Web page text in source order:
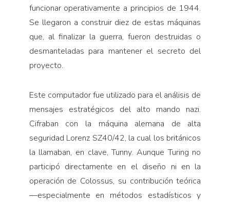
funcionar operativamente a principios de 1944.
Se llegaron a construir diez de estas máquinas
que, al finalizar la guerra, fueron destruidas o
desmanteladas para mantener el secreto del
proyecto.
Este computador fue utilizado para el análisis de
mensajes estratégicos del alto mando nazi.
Cifraban con la máquina alemana de alta
seguridad Lorenz SZ40/42, la cual los británicos
la llamaban, en clave, Tunny. Aunque Turing no
participó directamente en el diseño ni en la
operación de Colossus, su contribución teórica
—especialmente en métodos estadísticos y